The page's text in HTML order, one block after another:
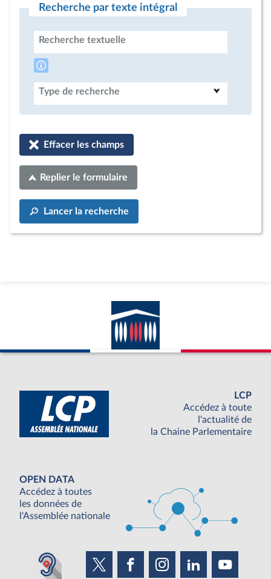
Recherche par texte intégral
Recherche textuelle
Type de recherche
Effacer les champs
Replier le formulaire
Lancer la recherche
LCP
Accédez à toute
l'actualité de
la Chaine Parlementaire
OPEN DATA
Accédez à toutes
les données de
l'Assemblée nationale